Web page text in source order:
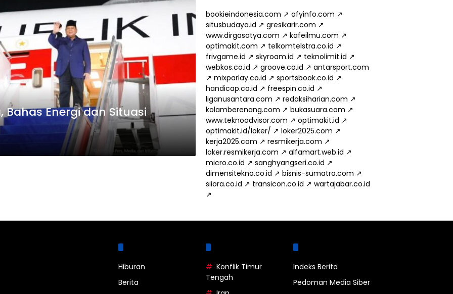
Bahas Energi dan Situasi
bookieindonesia.com ↗ afyinfo.com ↗
situsbudaya.id ↗ gresikarir.com ↗
www.dirgasatya.com ↗ kafeilmu.com ↗
optimakit.com ↗ telkomtelstra.co.id ↗
frivgame.id ↗ skyroam.id ↗ teknolimit.id ↗
webkos.co.id ↗ groove.co.id ↗ antarsport.com
↗ mixparlay.co.id ↗ sportsbook.co.id ↗
handicap.co.id ↗ freespin.co.id ↗
liganusantara.com ↗ redaksiharian.com ↗
kolamberenang.com ↗ bukasuara.com ↗
www.teknoadvisor.com ↗ optimakit.id ↗
optimakit.id/loker/ ↗ loker2025.com ↗
kerja2025.com ↗ resmikerja.com ↗
loker.resmikerja.com ↗ alfamart.web.id ↗
micro.co.id ↗ sanghyangseri.co.id ↗
dimensitekno.co.id ↗ bisnis-sumatra.com ↗
siiora.co.id ↗ transicon.co.id ↗ wartajabar.co.id
↗
Hiburan
Berita
Konflik Timur
Tengah
Indeks Berita
Pedoman Media Siber